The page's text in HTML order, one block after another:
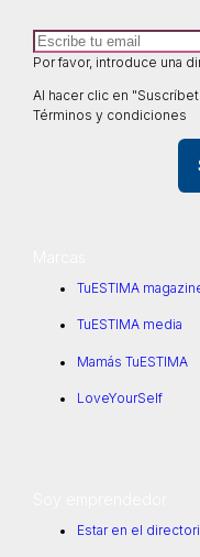
Por favor, introduce una
Al hacer clic en
Términos y condiciones
TuESTIMA
TuESTIMA media
Mamás TuESTIMA
LoveYourSelf
Estar en el